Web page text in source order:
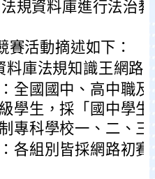
規資料庫進行法治
賽活動摘述如下：
料庫法規知識王網路
全國國中、高中職
學生，採「國中學
制專科學校一、二、
各組別皆採網路初